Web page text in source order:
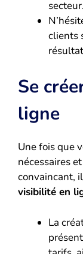
secteur.
clients
Se
ligne
Une fois que
nécessaires
convaincant,
visibilité en
La